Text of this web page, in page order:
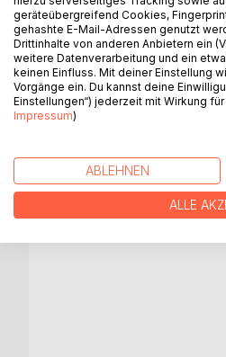
WEITERE
mit
Bethmännchen
Hans-Peter
Barbara Wieland
geräteübergreifend Cookies,
gehashte E-Mail-Adressen genutzt
Drittinhalte von anderen Anbietern ein
weitere Datenverarbeitung und ein
keinen Einfluss. Mit deiner Einstellung
Vorgänge ein. Du kannst deine
Einstellungen“) jederzeit mit Wirkung
Impressum)
ABLEHNEN
ALLE